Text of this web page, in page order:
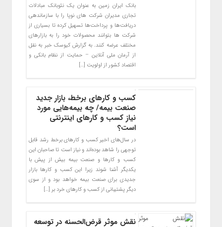
بانک ایران زمین به عنوان یک نئوبانک مبادلات
تجاری مدیران شرکت های نوپا را با سازماندهی
دریافت‌ها و پرداخت‌ها تسهیل کرده تا بسیاری از
شرکت ها بتوانند محصولات خود را به بازارهای
مختلف عرضه کنند. به گزارش کیوسک خبر به نقل
از آرمان ملی آنلاین – حمایت از نظام بانکی و
اقتصاد کشور از اولویت […]
کسب و کارهای برخط، بازار جدید
صنعت بیمه/ چه بیمه‌هایی مورد
نیاز کسب و کارهای اینترنتی
است؟
در سال‌های اخیر کسب و کارهای برخط رشد قابل
توجهی را شاهد بوده‌اند و نیاز است تا صاحبان این
کسب و کارها و صنعت بیمه بیش از پیش با
یکدیگر آشنا شوند زیرا این کسب و کارها بازار
جدیدی برای صنعت بیمه خواهد بود و از سوی
دیگر پشتیبانی از کسب و کارهای خرد بر […]
نقش موثر قرض‌الحسنه در توسعه